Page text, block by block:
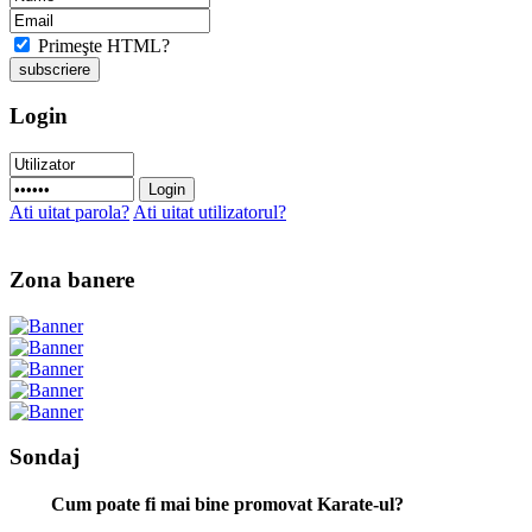
Primeşte HTML?
Login
Ati uitat parola? Ati uitat utilizatorul?
Zona banere
Sondaj
Cum poate fi mai bine promovat Karate-ul?